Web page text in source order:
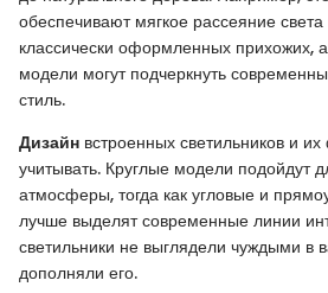
обеспечивают мягкое рассеяние
классически оформленных прихожих,
модели могут подчеркнуть
стиль.
Дизайн встроенных светильников и
учитывать. Круглые модели подойдут
атмосферы, тогда как угловые и
лучше выделят современные линии
светильники не выглядели чуждыми в
дополняли его.